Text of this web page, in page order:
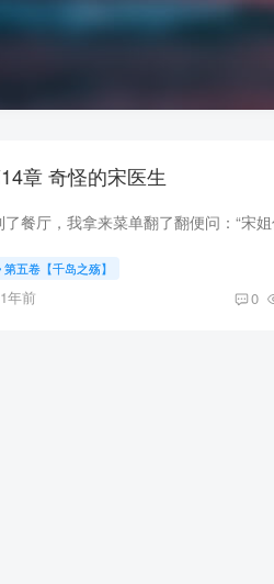
第14章 奇怪的宋医生
第五卷【千岛之殇】
1年前 0